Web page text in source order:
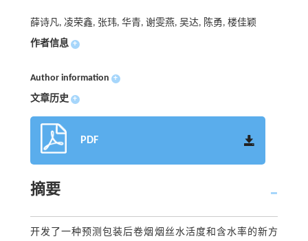
薛诗凡, 凌荣鑫, 张玮, 华青, 谢雯燕, 吴达, 陈勇, 楼佳颖
作者信息 +
Author information +
文章历史 +
PDF
摘要
开发了一种预测包装后卷烟烟丝水活度和含水率的新方